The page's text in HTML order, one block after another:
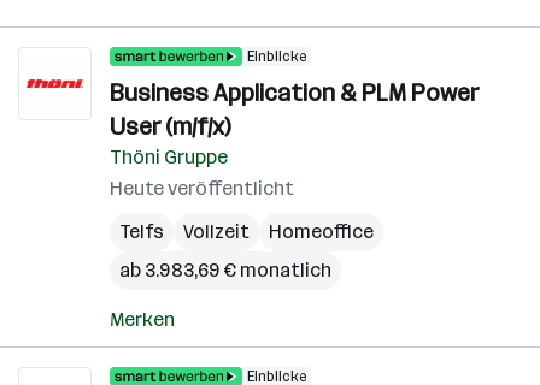
Einblicke
Business Application & PLM Power
User (m/f/x)
Thöni Gruppe
Heute veröffentlicht
Telfs
Vollzeit
Homeoffice
ab 3.983,69 € monatlich
Merken
Einblicke